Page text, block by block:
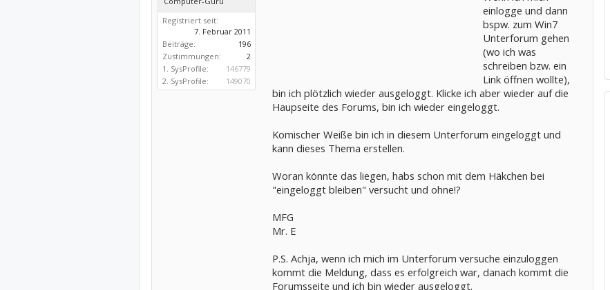
Registriert seit:
7. Februar 2011
Beiträge:
196
Zustimmungen:
2
1. SysProfile:
146779
2. SysProfile:
149070
einlogge und dann
bspw. zum Win7
Unterforum gehen
(wo ich was
schreiben bzw. ein
Link öffnen wollte),
bin ich plötzlich wieder ausgeloggt. Klicke ich aber wieder auf die
Haupseite des Forums, bin ich wieder eingeloggt.
Komischer Weiße bin ich in diesem Unterforum eingeloggt und
kann dieses Thema erstellen.
Woran könnte das liegen, habs schon mit dem Häkchen bei
"eingeloggt bleiben" versucht und ohne!?
MFG
Mr. E
P.S. Achja, wenn ich mich im Unterforum versuche einzuloggen
kommt die Meldung, dass es erfolgreich war, danach kommt die
Forumsseite und ich bin wieder ausgeloggt.